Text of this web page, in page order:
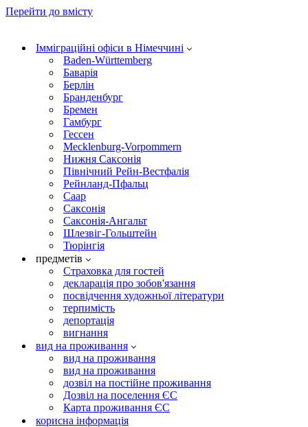
Перейти до вмісту
Імміграційні офіси в Німеччині
Baden-Württemberg
Баварія
Берлін
Бранденбург
Бремен
Гамбург
Гессен
Mecklenburg-Vorpommern
Нижня Саксонія
Північний Рейн-Вестфалія
Рейнланд-Пфальц
Саар
Саксонія
Саксонія-Ангальт
Шлезвіг-Гольштейн
Тюрінгія
предметів
Страховка для гостей
декларація про зобов'язання
посвідчення художньої літератури
терпимість
депортація
вигнання
вид на проживання
вид на проживання
вид на проживання
дозвіл на постійне проживання
Дозвіл на поселення ЄС
Карта проживання ЄС
корисна інформація